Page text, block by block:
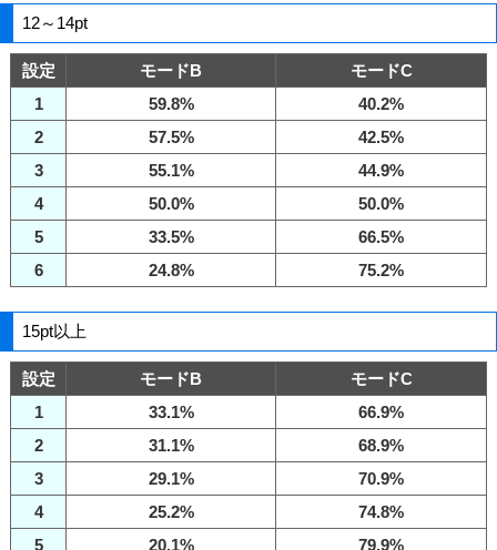
12～14pt
設定 モードB
モードC
1
59.8%
40.2%
2
57.5%
42.5%
3
55.1%
44.9%
4
50.0%
50.0%
5
33.5%
66.5%
6
24.8% 75.2%
15pt以上
設定 モードB
モードC
1
33.1%
66.9%
2
31.1%
68.9%
3
29.1%
70.9%
4
25.2%
74.8%
5
20.1% 79.9%